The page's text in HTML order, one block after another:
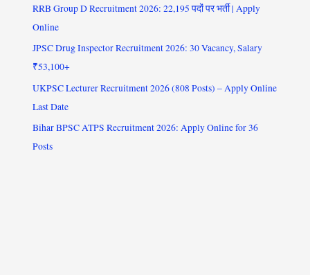
RRB Group D Recruitment 2026: 22,195 पदों पर भर्ती | Apply
Online
JPSC Drug Inspector Recruitment 2026: 30 Vacancy, Salary
₹53,100+
UKPSC Lecturer Recruitment 2026 (808 Posts) – Apply Online
Last Date
Bihar BPSC ATPS Recruitment 2026: Apply Online for 36
Posts